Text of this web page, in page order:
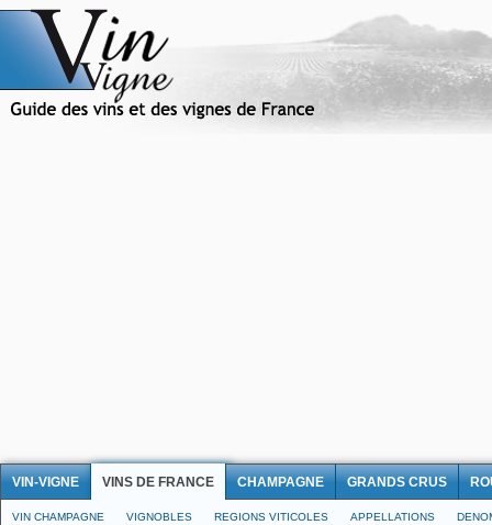
VIN-VIGNE VINS DE FRANCE CHAMPAGNE GRANDS CRUS
VIN CHAMPAGNE VIGNOBLES REGIONS VITICOLES APPELLATIONS